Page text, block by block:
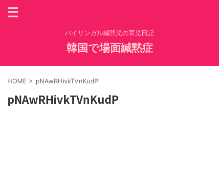
バイリンガル緘黙児の育児日記
韓国で場面緘黙症
HOME > pNAwRHivkTVnKudP
pNAwRHivkTVnKudP